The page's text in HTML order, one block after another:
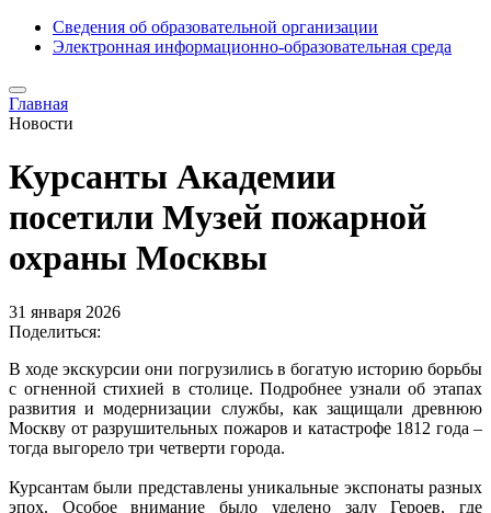
Сведения об образовательной организации
Электронная информационно-образовательная среда
Главная
Новости
Курсанты Академии
посетили Музей пожарной
охраны Москвы
31 января 2026
Поделиться:
В ходе экскурсии они погрузились в богатую историю борьбы
с огненной стихией в столице. Подробнее узнали об этапах
развития и модернизации службы, как защищали древнюю
Москву от разрушительных пожаров и катастрофе 1812 года –
тогда выгорело три четверти города.
Курсантам были представлены уникальные экспонаты разных
эпох. Особое внимание было уделено залу Героев, где